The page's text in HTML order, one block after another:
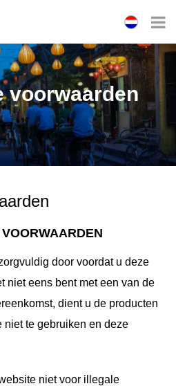
voorwaarden
door voordat u deze
niet eens bent met een van de
dient u de producten
niet te gebruiken en deze
niet voor illegale